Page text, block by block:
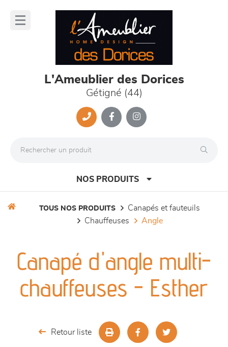
L'Ameublier des Dorices
Gétigné (44)
NOS PRODUITS
séjours
meubles de complément
TOUS NOS PRODUITS
canapés et fauteuils
chauffeuses
angle
Canapé d'angle multi-
chauffeuses - Esther
Retour liste